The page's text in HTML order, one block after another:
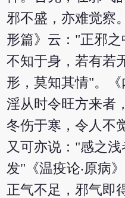
邪不盛，亦难觉察
形篇》云："正邪之
不知于身，若有若
形，莫知其情"。
淫从时令旺方来者
冬伤于寒，令人不
又可亦说："感之
发"《温疫论‧原病
正气不足，邪气即